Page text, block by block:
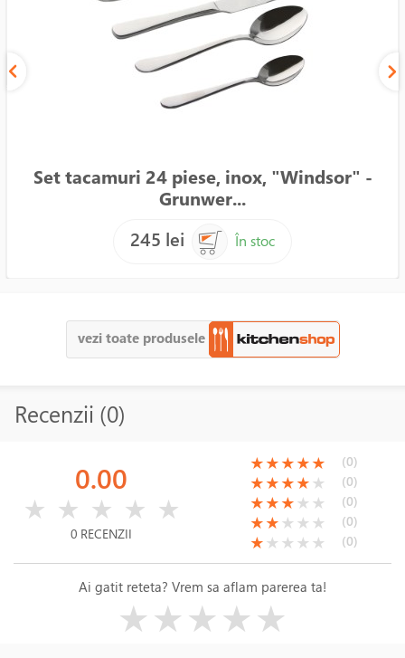
Set tacamuri 24 piese, inox, "Windsor" -
Grunwer...
245 lei
În stoc
vezi toate produsele
Recenzii (0)
0.00
★ ★ ★ ★ ★
0 RECENZII
(*)
★(*)
★(*)
★(*)
★(*)
★ (0)
(*)
★(*)
★(*)
★(*)
★( )
★ (0)
(*)
★(*)
★(*)
★( )
★ ( )
★ (0)
(*)
★(*)
★( )
★ ( )
★ ( )
★ (0)
(*)
★( )
★ ( )
★ ( )
★ ( )
★ (0)
Ai gatit reteta? Vrem sa aflam parerea ta!
★★★★★